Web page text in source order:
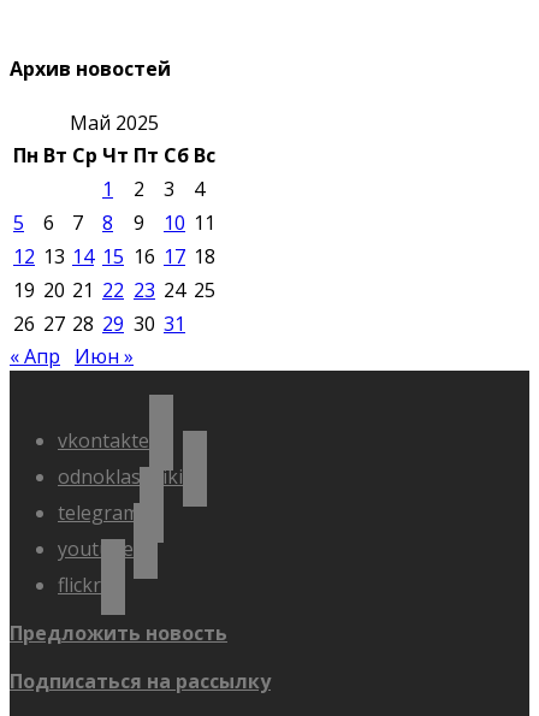
Архив новостей
Май 2025
Пн Вт Ср Чт Пт Сб Вс
1
2 3
4
5
6 7 8 9 10 11
12 13 14 15 16 17 18
19 20 21 22 23 24 25
26 27 28 29 30 31
« Апр
Июн »
vkontakte
odnoklassniki
telegram
youtube
flickr
Предложить новость
Подписаться на рассылку